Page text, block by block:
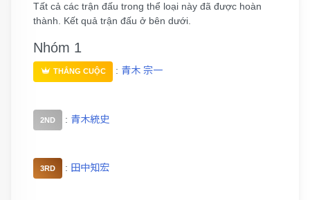
Tất cả các trận đấu trong thể loại này đã được hoàn
thành. Kết quả trận đấu ở bên dưới.
Nhóm 1
THẮNG CUỘC : 青木 宗一
2ND : 青木統史
3RD : 田中知宏